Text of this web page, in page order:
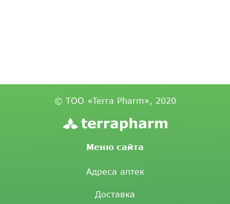
© ТОО «Terra Pharm», 2020
Меню сайта
Адреса аптек
Доставка